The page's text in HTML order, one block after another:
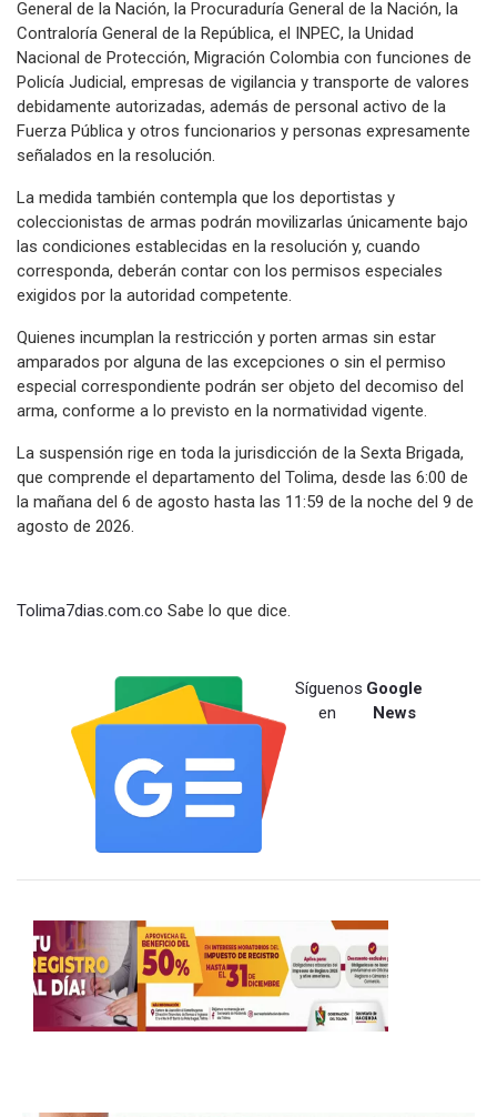
General de la Nación, la Procuraduría General de la Nación, la
Contraloría General de la República, el INPEC, la Unidad
Nacional de Protección, Migración Colombia con funciones de
Policía Judicial, empresas de vigilancia y transporte de valores
debidamente autorizadas, además de personal activo de la
Fuerza Pública y otros funcionarios y personas expresamente
señalados en la resolución.
La medida también contempla que los deportistas y
coleccionistas de armas podrán movilizarlas únicamente bajo
las condiciones establecidas en la resolución y, cuando
corresponda, deberán contar con los permisos especiales
exigidos por la autoridad competente.
Quienes incumplan la restricción y porten armas sin estar
amparados por alguna de las excepciones o sin el permiso
especial correspondiente podrán ser objeto del decomiso del
arma, conforme a lo previsto en la normatividad vigente.
La suspensión rige en toda la jurisdicción de la Sexta Brigada,
que comprende el departamento del Tolima, desde las 6:00 de
la mañana del 6 de agosto hasta las 11:59 de la noche del 9 de
agosto de 2026.
Tolima7dias.com.co Sabe lo que dice.
Síguenos
en
Google
News